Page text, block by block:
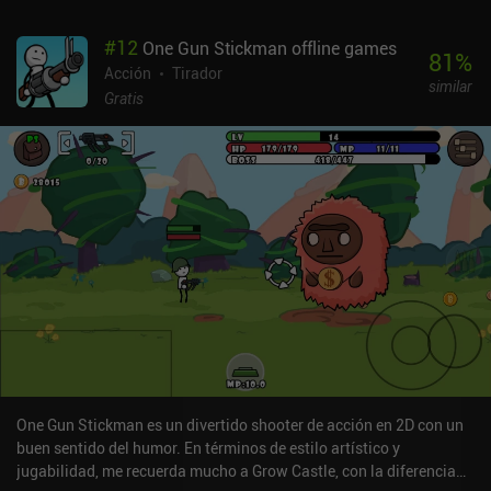
y nivel, nos hacemos más fuertes equipando y mejorando el nuevo
equipo y las armas que encontramos en el juego. Del mismo modo,
podemos gastar oro en subir de nivel atributos que añaden
experiencia de combate resulte algo más atractiva, con montones
de armas divertidas con las que experimentar y que cambian
drásticamente en función de los potenciadores que equipemos.Mi
mayor queja es que los niveles son demasiado cortos: justo
cuando empezamos a conseguir los mejores potenciadores, el
nivel se acaba. Por suerte, el modo supervivencia ayuda a
compensarlo. Aparte de eso, muchos textos y elementos de la
interfaz son demasiado pequeños y no se escalan correctamente.
Esto hace que el juego parezca algo menos pulido que sus
competidores.Gun & Dungeons se monetiza a través de un sistema
de energía, anuncios incentivados que facilitan la supervivencia e
iAPs para cajas de botín que proporcionan mejor equipo y
materiales de mejora. En particular, no hay anuncios forzados,
pero aparte de eso, la monetización es comparable a la de otros
Archero-likes.
#12 One Gun Stickman offline games
Acción
Tirador
Gratis
81%
similar
One Gun Stickman es un divertido shooter de acción en 2D con un
buen sentido del humor. En términos de estilo artístico y
jugabilidad, me recuerda mucho a Grow Castle, con la diferencia